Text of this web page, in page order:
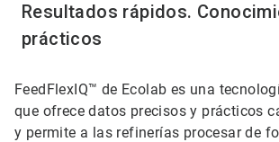
Resultados rápidos.
prácticos
FeedFlexIQ™ de Ecolab es una
que ofrece datos precisos y prácticos
y permite a las refinerías procesar de